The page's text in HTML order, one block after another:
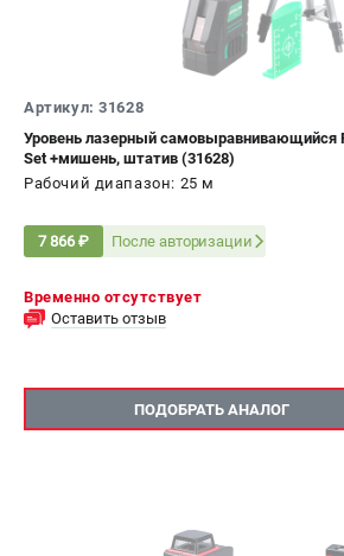
Артикул: 31628
Уровень лазерный самовыравнивающийся
Set +мишень, штатив (31628)
Рабочий диапазон: 25 м
7 866 ₽ После авторизации
Временно отсутствует
Оставить отзыв
ПОДОБРАТЬ АНАЛОГ